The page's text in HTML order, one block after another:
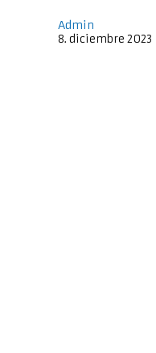
Admin
8. diciembre 2023